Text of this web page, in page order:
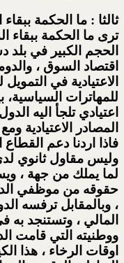
ثالثا : ما الحكمة
ترى ما الحكمة ببقاء
الحجم الكبير في
اقتصاد السوق ،
الاعتيادية في
للمهاترات السياسية،
اعتيادي تلجأ اليه
المصادر
فاذا اردنا دعم
وليس مقاول ثانوي
لما يملك من جهة ،
حقوقه من موظفي
، وبالمقابل ترفسه
المالي ، وتستنجد
ووطنيته التي قامت
اوقات الرخاء ، هذا